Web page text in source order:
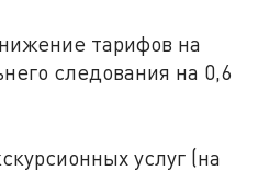
тарифов на
следования на 0,6
услуг (на